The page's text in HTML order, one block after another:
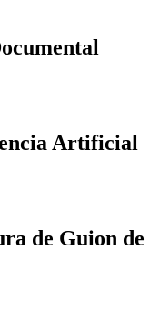
Artificial
de Guion de